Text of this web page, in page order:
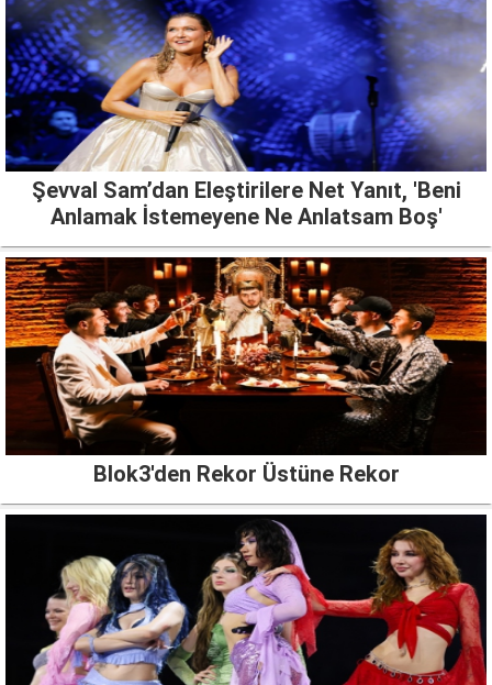
Şevval Sam’dan Eleştirilere Net Yanıt, 'Beni
Anlamak İstemeyene Ne Anlatsam Boş'
Blok3'den Rekor Üstüne Rekor